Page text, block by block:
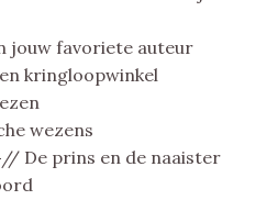
jouw favoriete auteur
kringloopwinkel
wezens
// De prins en de naaister